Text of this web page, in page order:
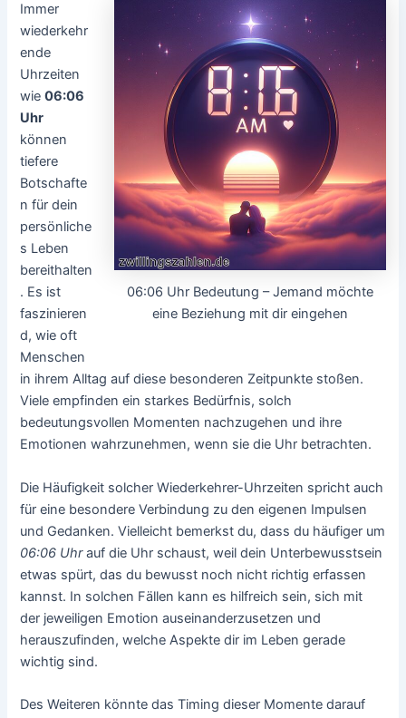
06:06 Uhr Bedeutung – Jemand möchte
eine Beziehung mit dir eingehen
Immer
wiederkehr
ende
Uhrzeiten
wie06:06
Uhr
können
tiefere
Botschafte
n für dein
persönliche
s Leben
bereithalten
. Es ist
faszinieren
d, wie oft
Menschen
in ihrem Alltag auf diese besonderen Zeitpunkte stoßen.
Viele empfinden ein starkes Bedürfnis, solch
bedeutungsvollen Momenten nachzugehen und ihre
Emotionen wahrzunehmen, wenn sie die Uhr betrachten.
Die Häufigkeit solcher Wiederkehrer-Uhrzeiten spricht auch
für eine besondere Verbindung zu den eigenen Impulsen
und Gedanken. Vielleicht bemerkst du, dass du häufiger um
06:06 Uhrauf die Uhr schaust, weil dein Unterbewusstsein
etwas spürt, das du bewusst noch nicht richtig erfassen
kannst. In solchen Fällen kann es hilfreich sein, sich mit
der jeweiligen Emotion auseinanderzusetzen und
herauszufinden, welche Aspekte dir im Leben gerade
wichtig sind.
Des Weiteren könnte das Timing dieser Momente darauf